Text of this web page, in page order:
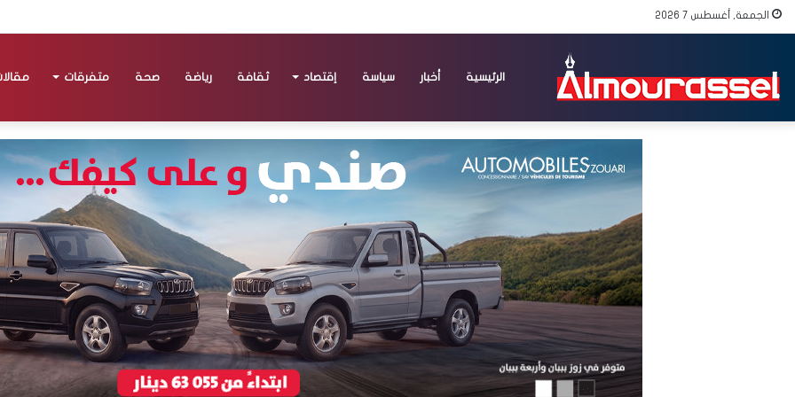
الجمعة, أغسطس 7 2026
الرئيسية أخبار سياسة إقتصاد ثقافة رياضة صحة متفرقات